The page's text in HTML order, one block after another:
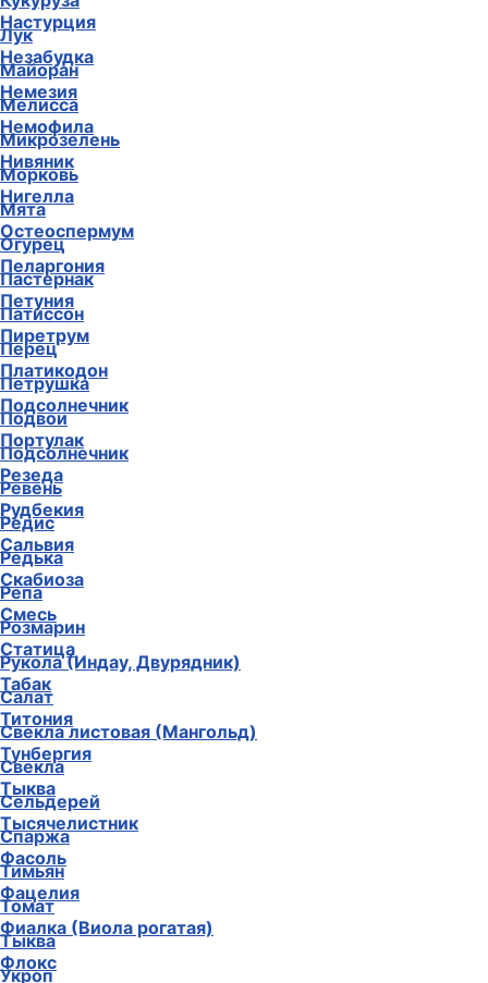
Настурция
Незабудка
Немезия
Немофила
Нивяник
Нигелла
Остеоспермум
Пеларгония
Петуния
Пиретрум
Платикодон
Подсолнечник
Портулак
Резеда
Рудбекия
Сальвия
Скабиоза
Смесь
Статица
Табак
Титония
Тунбергия
Тыква
Тысячелистник
Фасоль
Фацелия
Фиалка (Виола рогатая)
Флокс
Лук
Майоран
Мелисса
Микрозелень
Морковь
Мята
Огурец
Пастернак
Патиссон
Перец
Петрушка
Подвои
Подсолнечник
Ревень
Редис
Редька
Репа
Розмарин
Рукола (Индау, Двурядник)
Салат
Свекла листовая (Мангольд)
Свекла
Сельдерей
Спаржа
Тимьян
Томат
Тыква
Укроп